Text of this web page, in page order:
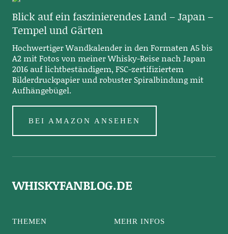
Blick auf ein faszinierendes Land – Japan –
Tempel und Gärten
Hochwertiger Wandkalender in den Formaten A5 bis
A2 mit Fotos von meiner Whisky-Reise nach Japan
2016 auf lichtbeständigem, FSC-zertifiziertem
Bilderdruckpapier und robuster Spiralbindung mit
Aufhängebügel.
BEI AMAZON ANSEHEN
WHISKYFANBLOG.DE
THEMEN MEHR INFOS